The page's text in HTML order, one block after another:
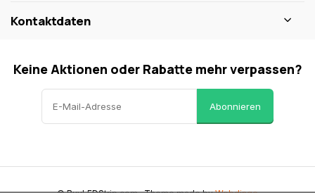
Kontaktdaten
Keine Aktionen oder Rabatte mehr verpassen?
Abonnieren